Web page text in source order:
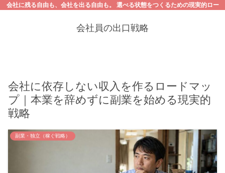
会社に残る自由も、会社を出る自由も。 選べる状態をつくるための現実的ロー
会社員の出口戦略
会社に依存しない収入を作るロードマッ
プ｜本業を辞めずに副業を始める現実的
戦略
副業・独立（稼ぐ戦略）